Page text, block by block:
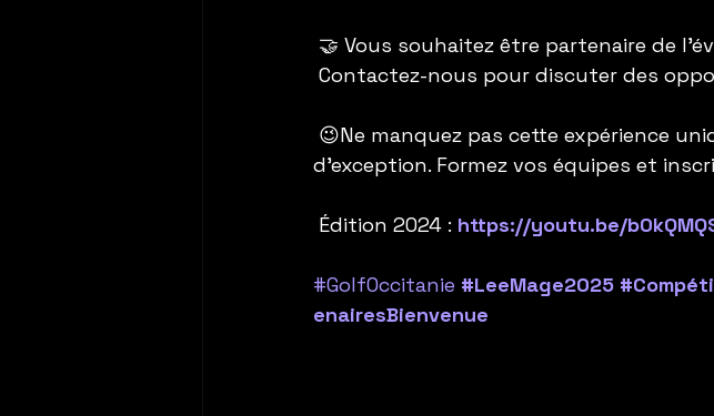
🤝 Vous souhaitez être partenaire de
Contactez-nous pour discuter des
😉Ne manquez pas cette expérience
d’exception. Formez vos équipes et
Édition 2024 : https://youtu.be/
#GolfOccitanie #LeeMage2025
enairesBienvenue